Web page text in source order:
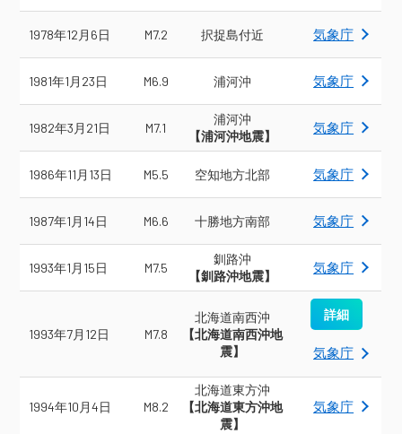
1978年12月6日 M7.2 択捉島付近 気象庁
1981年1月23日 M6.9 浦河沖 気象庁
1982年3月21日 M7.1
浦河沖
【浦河沖地震】
気象庁
1986年11月13日 M5.5 空知地方北部 気象庁
1987年1月14日 M6.6 十勝地方南部 気象庁
1993年1月15日 M7.5
釧路沖
【釧路沖地震】
気象庁
1993年7月12日 M7.8
北海道南西沖
【北海道南西沖地
震】
詳細
気象庁
1994年10月4日 M8.2
北海道東方沖
【北海道東方沖地
震】
気象庁